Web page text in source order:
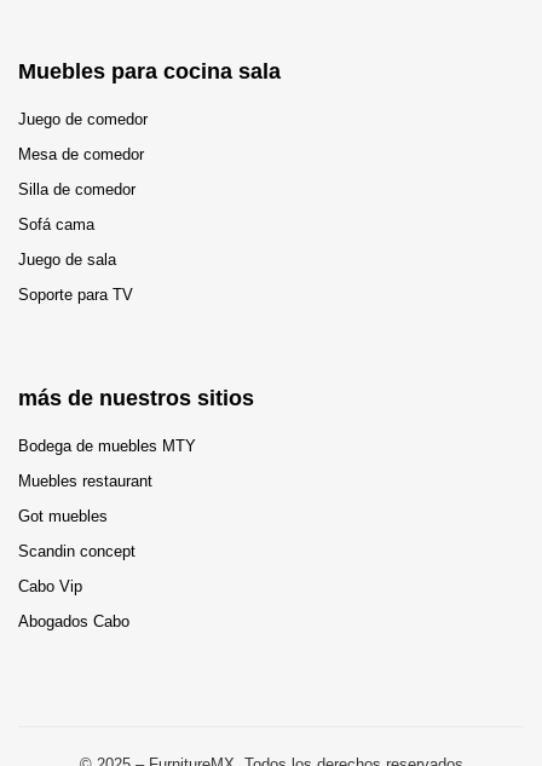
Muebles para cocina sala
Juego de comedor
Mesa de comedor
Silla de comedor
Sofá cama
Juego de sala
Soporte para TV
más de nuestros sitios
Bodega de muebles MTY
Muebles restaurant
Got muebles
Scandin concept
Cabo Vip
Abogados Cabo